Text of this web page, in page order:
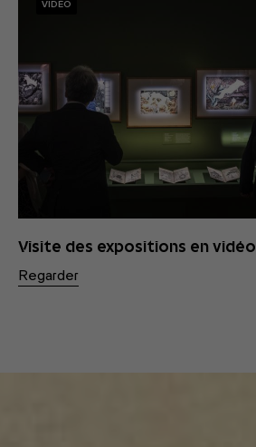
VIDÉO
Visite des expositions en vidéo
Regarder